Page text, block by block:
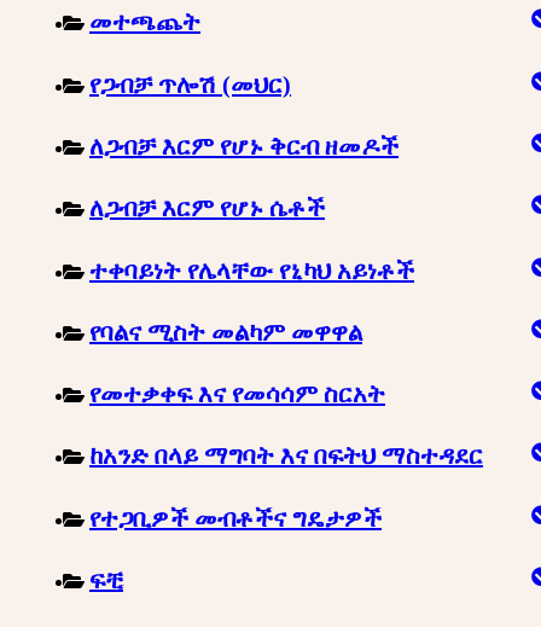
መተጫጨት
የጋብቻ ጥሎሽ (መህር)
ለጋብቻ እርም የሆኑ ቅርብ ዘመዶች
ለጋብቻ እርም የሆኑ ሴቶች
ተቀባይነት የሌላቸው የኒካህ አይነቶች
የባልና ሚስት መልካም መዋዋል
የመተቃቀፍ እና የመሳሳም ስርአት
ከአንድ በላይ ማግባት እና በፍትህ ማስተዳደር
የተጋቢዎች መብቶችና ግዴታዎች
ፍቺ